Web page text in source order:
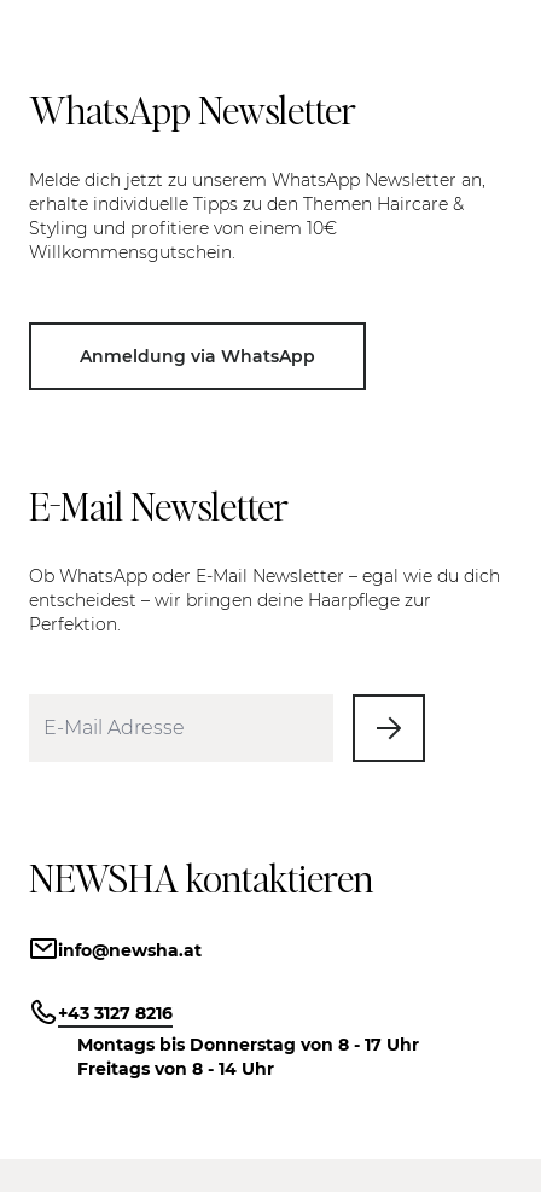
WhatsApp Newsletter
Melde dich jetzt zu unserem WhatsApp Newsletter an,
erhalte individuelle Tipps zu den Themen Haircare &
Styling und profitiere von einem 10€
Willkommensgutschein.
Anmeldung via WhatsApp
E-Mail Newsletter
Ob WhatsApp oder E-Mail Newsletter – egal wie du dich
entscheidest – wir bringen deine Haarpflege zur
Perfektion.
NEWSHA kontaktieren
info@newsha.at
+43 3127 8216
Montags bis Donnerstag von 8 - 17 Uhr
Freitags von 8 - 14 Uhr